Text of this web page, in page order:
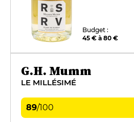
Budget :
45 € à 80 €
G.H. Mumm
LE MILLÉSIMÉ
89/100